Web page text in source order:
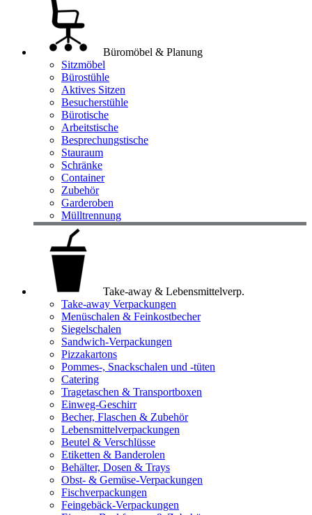
Büromöbel & Planung
Sitzmöbel
Bürostühle
Aktives Sitzen
Besucherstühle
Bürotische
Arbeitstische
Besprechungstische
Stauraum
Schränke
Container
Zubehör
Garderoben
Mülltrennung
Take-away & Lebensmittelverp.
Take-away Verpackungen
Menüschalen & Feinkostbecher
Siegelschalen
Sandwich-Verpackungen
Pizzakartons
Pommes-, Snackschalen und -tüten
Catering
Tragetaschen & Transportboxen
Einweg-Geschirr
Becher, Flaschen & Zubehör
Lebensmittelverpackungen
Beutel & Verschlüsse
Etiketten & Banderolen
Behälter, Dosen & Trays
Obst- & Gemüse-Verpackungen
Fischverpackungen
Feingebäck-Verpackungen